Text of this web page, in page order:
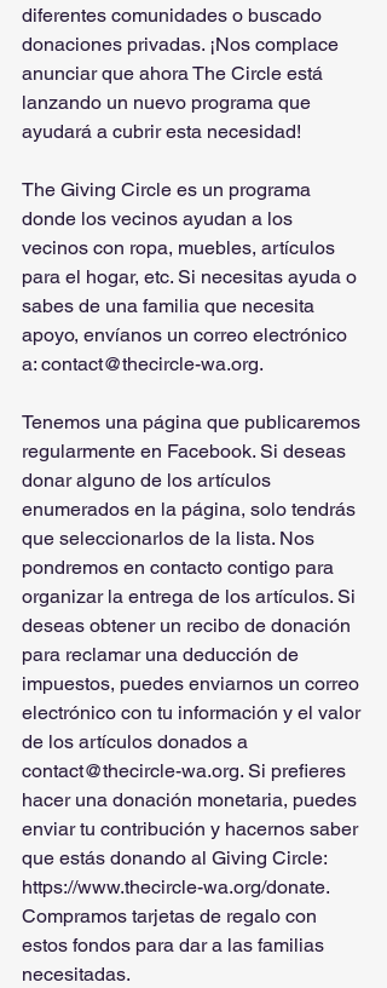
diferentes comunidades o buscado
donaciones privadas. ¡Nos complace
anunciar que ahora The Circle está
lanzando un nuevo programa que
ayudará a cubrir esta necesidad!
The Giving Circle es un programa
donde los vecinos ayudan a los
vecinos con ropa, muebles, artículos
para el hogar, etc. Si necesitas ayuda o
sabes de una familia que necesita
apoyo, envíanos un correo electrónico
a: contact@thecircle-wa.org.
Tenemos una página que publicaremos
regularmente en Facebook. Si deseas
donar alguno de los artículos
enumerados en la página, solo tendrás
que seleccionarlos de la lista. Nos
pondremos en contacto contigo para
organizar la entrega de los artículos. Si
deseas obtener un recibo de donación
para reclamar una deducción de
impuestos, puedes enviarnos un correo
electrónico con tu información y el valor
de los artículos donados a
contact@thecircle-wa.org. Si prefieres
hacer una donación monetaria, puedes
enviar tu contribución y hacernos saber
que estás donando al Giving Circle:
https://www.thecircle-wa.org/donate.
Compramos tarjetas de regalo con
estos fondos para dar a las familias
necesitadas.